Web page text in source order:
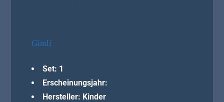
Gimli
Set: 1
Erscheinungsjahr:
Hersteller: Kinder